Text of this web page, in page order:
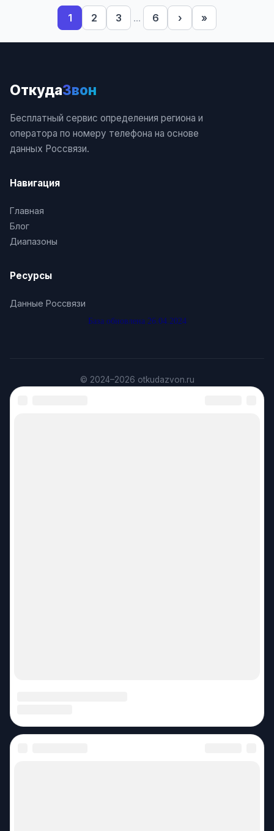
1 2 3 ... 6 › »
ОткудаЗвон
Бесплатный сервис определения региона и
оператора по номеру телефона на основе
данных Россвязи.
Навигация
Главная
Блог
Диапазоны
Ресурсы
Данные Россвязи
База обновлена 26.04.2024
© 2024–2026 otkudazvon.ru